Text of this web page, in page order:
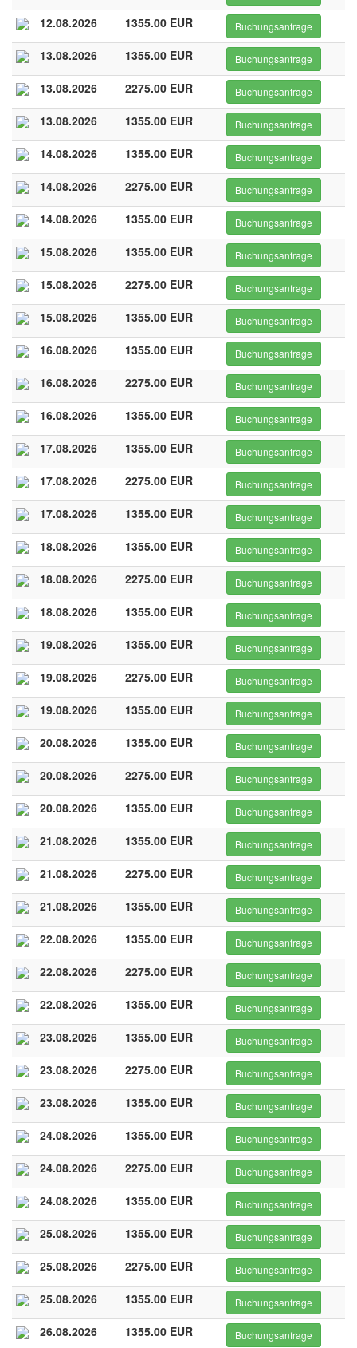
12.08.2026 1355.00 EUR Buchungsanfrage
13.08.2026 1355.00 EUR Buchungsanfrage
13.08.2026 2275.00 EUR Buchungsanfrage
13.08.2026 1355.00 EUR Buchungsanfrage
14.08.2026 1355.00 EUR Buchungsanfrage
14.08.2026 2275.00 EUR Buchungsanfrage
14.08.2026 1355.00 EUR Buchungsanfrage
15.08.2026 1355.00 EUR Buchungsanfrage
15.08.2026 2275.00 EUR Buchungsanfrage
15.08.2026 1355.00 EUR Buchungsanfrage
16.08.2026 1355.00 EUR Buchungsanfrage
16.08.2026 2275.00 EUR Buchungsanfrage
16.08.2026 1355.00 EUR Buchungsanfrage
17.08.2026 1355.00 EUR Buchungsanfrage
17.08.2026 2275.00 EUR Buchungsanfrage
17.08.2026 1355.00 EUR Buchungsanfrage
18.08.2026 1355.00 EUR Buchungsanfrage
18.08.2026 2275.00 EUR Buchungsanfrage
18.08.2026 1355.00 EUR Buchungsanfrage
19.08.2026 1355.00 EUR Buchungsanfrage
19.08.2026 2275.00 EUR Buchungsanfrage
19.08.2026 1355.00 EUR Buchungsanfrage
20.08.2026 1355.00 EUR Buchungsanfrage
20.08.2026 2275.00 EUR Buchungsanfrage
20.08.2026 1355.00 EUR Buchungsanfrage
21.08.2026 1355.00 EUR Buchungsanfrage
21.08.2026 2275.00 EUR Buchungsanfrage
21.08.2026 1355.00 EUR Buchungsanfrage
22.08.2026 1355.00 EUR Buchungsanfrage
22.08.2026 2275.00 EUR Buchungsanfrage
22.08.2026 1355.00 EUR Buchungsanfrage
23.08.2026 1355.00 EUR Buchungsanfrage
23.08.2026 2275.00 EUR Buchungsanfrage
23.08.2026 1355.00 EUR Buchungsanfrage
24.08.2026 1355.00 EUR Buchungsanfrage
24.08.2026 2275.00 EUR Buchungsanfrage
24.08.2026 1355.00 EUR Buchungsanfrage
25.08.2026 1355.00 EUR Buchungsanfrage
25.08.2026 2275.00 EUR Buchungsanfrage
25.08.2026 1355.00 EUR Buchungsanfrage
26.08.2026 1355.00 EUR Buchungsanfrage